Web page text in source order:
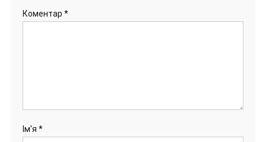
Коментар *
Ім'я *